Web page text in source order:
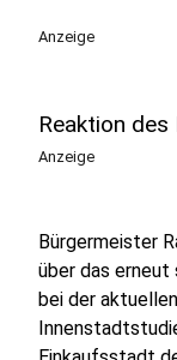
Anzeige
Reaktion
Anzeige
Bürgermeister
über das erneut
bei der